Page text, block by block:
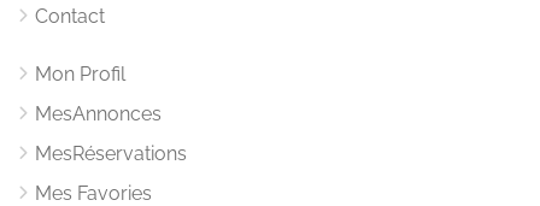
Contact
Mon Profil
MesAnnonces
MesRéservations
Mes Favories